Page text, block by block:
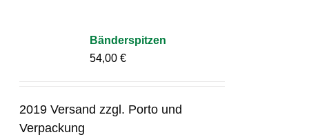
Bänderspitzen
54,00€
2019 Versand zzgl. Porto und
Verpackung